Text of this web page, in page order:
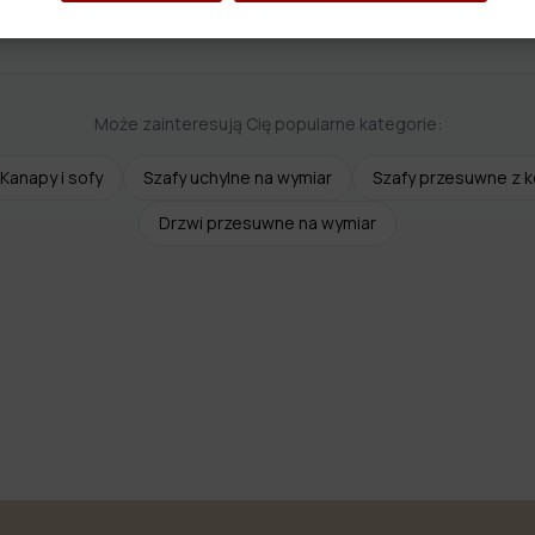
Może zainteresują Cię popularne kategorie:
Kanapy i sofy Szafy uchylne na wymiar
Szafy przesuwne z
Drzwi przesuwne na wymiar